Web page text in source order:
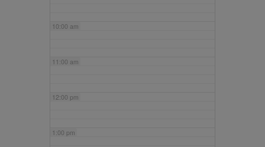
10:00 am
11:00 am
12:00 pm
1:00 pm